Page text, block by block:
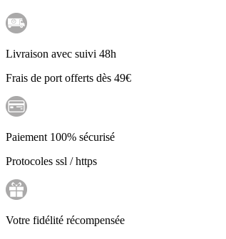
Livraison avec suivi 48h
Frais de port offerts dès 49€
Paiement 100% sécurisé
Protocoles ssl / https
Votre fidélité récompensée